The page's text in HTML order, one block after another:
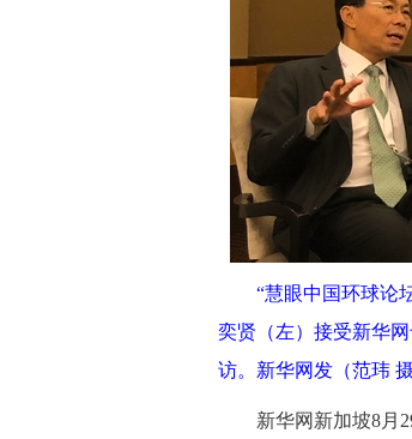
“慧眼中国环球论坛
奕贤（左）接受新华
访。新华网发（范玮 摄
新华网新加坡8月29